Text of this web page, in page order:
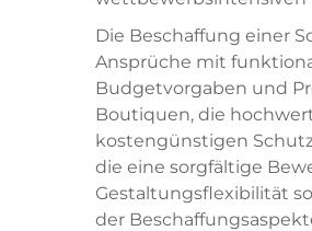
Die Beschaffung einer
Ansprüche mit
Budgetvorgaben und
Boutiquen, die
kostengünstigen
die eine sorgfältige
Gestaltungsflexibilität
der